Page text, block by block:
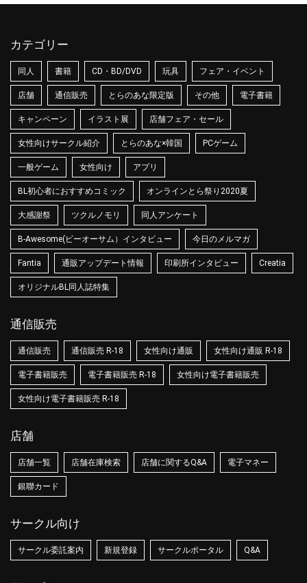
カテゴリー
同人 書籍 CD・BD/DVD 玩具 フェア・イベント
店舗 通信販売 とらのあな限定版 その他 電子書籍
キャンペーン イラスト展 店舗フェア・セール
女性向けサークル紹介 とらのあな×韓国 PCゲーム
一般ゲーム 女性向け アプリ
BL初心者におすすめコミック オンラインとら祭り2020夏
大感謝祭 ツクルノモリ 同人アンケート
B-Awesome(ビーオーサム）インタビュー 今日のメルマガ
Fantia 通販アップデート情報 印刷所インタビュー Creatia
オリジナルBL同人誌特集
通信販売
通信販売 通信販売 R-18 女性向け通販 女性向け通販 R-18
電子書籍販売 電子書籍販売 R-18 女性向け電子書籍販売
女性向け電子書籍販売 R-18
店舗
店舗一覧 店舗在庫検索 店舗に関するQ&A 電子マネー
銀聯カード
サークル向け
サークル委託案内 新規登録 サークルポータル Q&A